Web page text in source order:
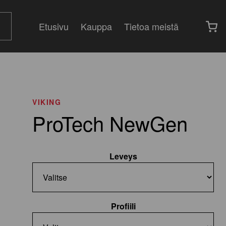
Etusivu Kauppa Tietoa meistä
VIKING
ProTech NewGen
Leveys
Profiili